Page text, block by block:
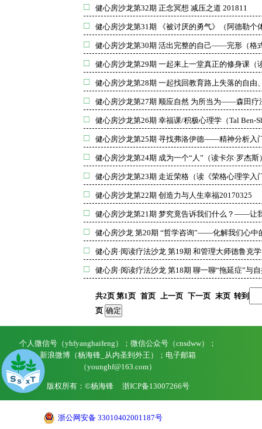
健心房沙龙第32期 正念冥想 减压之道 201811
健心房沙龙第31期 《被讨厌的勇气》（阿德勒个
健心房沙龙第30期 活出完整的自己——完形（格
健心房沙龙第29期 一起来上一堂真正的修身课（
健心房沙龙第28期 一起找回教育路上失落的自
健心房沙龙第27期 顺应自然 为所当为——森田疗
健心房沙龙第26期 幸福课/积极心理学（Tal
健心房沙龙第25期 寻找弗洛伊德——精神分析入
健心房沙龙第24期 成为一个“人”（读卡尔·罗杰斯
健心房沙龙第23期 走近荣格（读《荣格心理学入
健心房沙龙第22期 创造力与人生幸福20170325
健心房沙龙第21期 梦究竟告诉我们什么？——让
健心房沙龙 第20期 “哲学咨询”——化解我们心中
健心房·阅读疗法沙龙 第19期 和管理大师德鲁克
健心房·阅读疗法沙龙 第18期 聊一聊“拖延症”与
共2页 第1页 首页 上一页 下一页 末页 转到
页
个人微信号（yhfyanghaifeng）；微信公众号（cnsdww）；
新浪微博（杨海锋_从内圣到外王）；电子邮箱
（younghf@163.com）
版权所有：©杨海锋 浙ICP备13007266号
浙公网安备 33010402001187号